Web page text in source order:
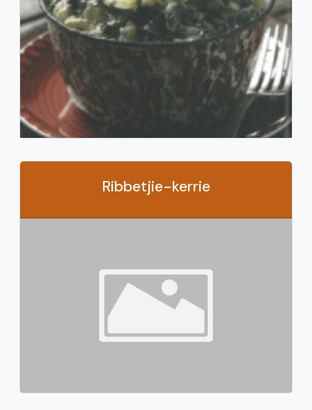
Ribbetjie-kerrie